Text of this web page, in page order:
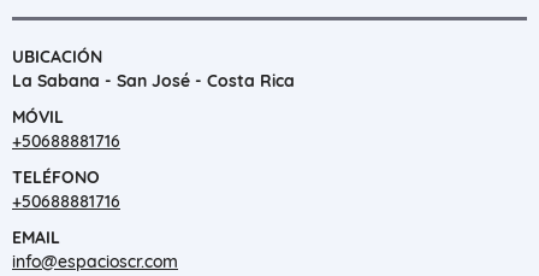
UBICACIÓN
La Sabana - San José - Costa Rica
MÓVIL
+50688881716
TELÉFONO
+50688881716
EMAIL
info@espacioscr.com